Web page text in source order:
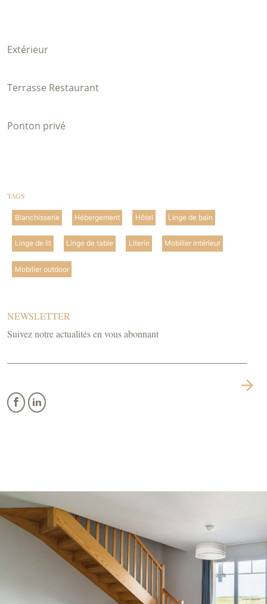
Extérieur
Terrasse Restaurant
Ponton privé
TAGS
Blanchisserie Hébergement Hôtel Linge de bain
Linge de lit Linge de table Literie Mobilier intérieur
Mobilier outdoor
NEWSLETTER
Suivez notre actualités en vous abonnant